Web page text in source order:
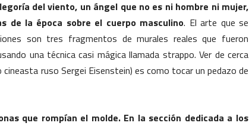
del viento, un ángel que no es ni hombre ni mujer,
de la época sobre el cuerpo masculino. El arte que se
son tres fragmentos de murales reales que fueron
una técnica casi mágica llamada strappo. Ver de cerca
ruso Sergei Eisenstein) es como tocar un pedazo de
que rompían el molde. En la sección dedicada a los